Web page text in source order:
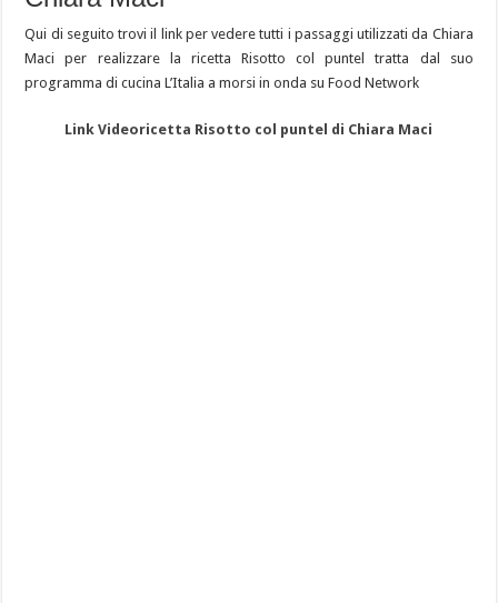
Qui di seguito trovi il link per vedere tutti i passaggi utilizzati da Chiara
Maci per realizzare la ricetta Risotto col puntel tratta dal suo
programma di cucina L’Italia a morsi in onda su Food Network
Link Videoricetta Risotto col puntel di Chiara Maci